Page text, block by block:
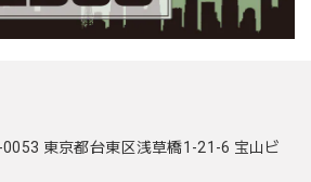
0053 東京都台東区浅草橋1-21-6 宝山ビ